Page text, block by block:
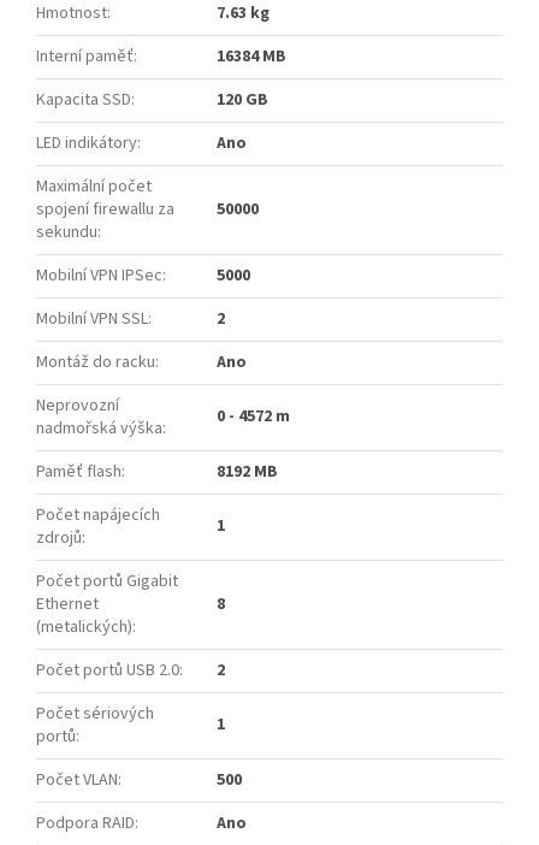
Hmotnost:
7.63 kg
Interní paměť:
16384 MB
Kapacita SSD:
120 GB
LED indikátory:
Ano
Maximální počet
spojení firewallu za
sekundu:
50000
Mobilní VPN IPSec:
5000
Mobilní VPN SSL:
2
Montáž do racku:
Ano
Neprovozní
nadmořská výška: 0 - 4572 m
Paměť flash:
8192 MB
Počet napájecích
zdrojů: 1
Počet portů Gigabit
Ethernet
(metalických):
8
Počet portů USB 2.0:
2
Počet sériových
portů: 1
Počet VLAN:
500
Podpora RAID:
Ano